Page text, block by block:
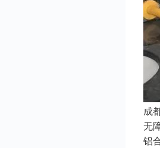
成
无
铝